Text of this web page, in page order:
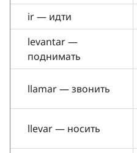
ir — идти
levantar —
поднимать
llamar — звонить
llevar — носить